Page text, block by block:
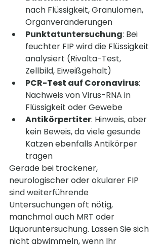
nach Flüssigkeit, Granulomen,
Organveränderungen
Punktatuntersuchung: Bei
feuchter FIP wird die Flüssigkeit
analysiert (Rivalta-Test,
Zellbild, Eiweißgehalt)
PCR-Test auf Coronavirus:
Nachweis von Virus-RNA in
Flüssigkeit oder Gewebe
Antikörpertiter: Hinweis, aber
kein Beweis, da viele gesunde
Katzen ebenfalls Antikörper
tragen
Gerade bei trockener,
neurologischer oder okularer FIP
sind weiterführende
Untersuchungen oft nötig,
manchmal auch MRT oder
Liquoruntersuchung. Lassen Sie sich
nicht abwimmeln, wenn Ihr